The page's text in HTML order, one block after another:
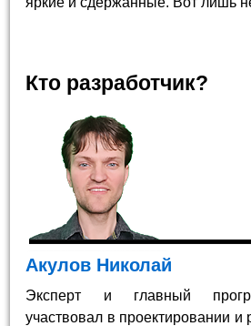
Кто разработчик?
Акулов Николай
Эксперт и главный
участвовал в проектировании и